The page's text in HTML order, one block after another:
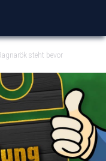
steht bevor